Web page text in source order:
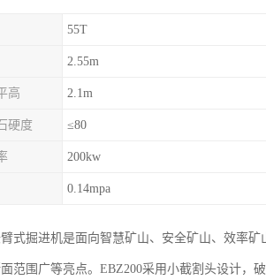
55T
2.55m
高 2.1m
硬度 ≤80
200kw
0.14mpa
式掘进机是面向智慧矿山、安全矿山、效率
范围广等亮点。EBZ200采用小截割头设计，